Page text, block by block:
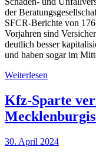
der
SFCR-Berichte von
Vorjahren sind
deutlich besser
und haben sogar im
Weiterlesen
Kfz-Sparte
30. April 2024